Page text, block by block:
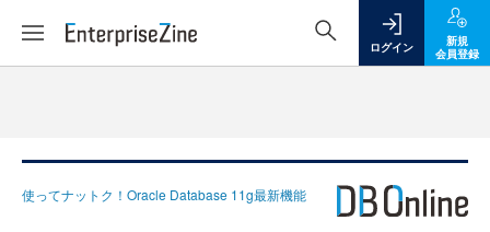
ログイン
新規
会員登録
使ってナットク！Oracle Database 11g最新機能